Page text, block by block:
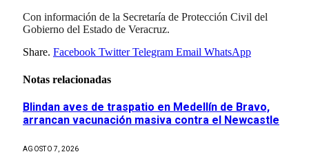
Con información de la Secretaría de Protección Civil del
Gobierno del Estado de Veracruz.
Share. Facebook Twitter Telegram Email WhatsApp
Notas relacionadas
Blindan aves de traspatio en Medellín de Bravo,
arrancan vacunación masiva contra el Newcastle
AGOSTO 7, 2026